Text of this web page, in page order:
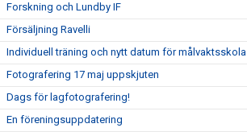
Forskning och Lundby IF
Försäljning Ravelli
Individuell träning och nytt datum för målvaktsskola
Fotografering 17 maj uppskjuten
Dags för lagfotografering!
En föreningsuppdatering